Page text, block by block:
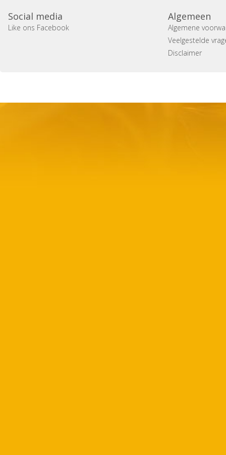
Social media
Like ons Facebook
Algemeen
Algemene
Veelgestelde
Disclaimer